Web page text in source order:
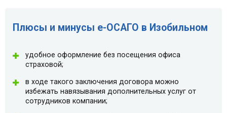
Плюсы и минусы e-ОСАГО в Изобильном
удобное оформление без посещения офиса
страховой;
в ходе такого заключения договора можно
избежать навязывания дополнительных услуг от
сотрудников компании;